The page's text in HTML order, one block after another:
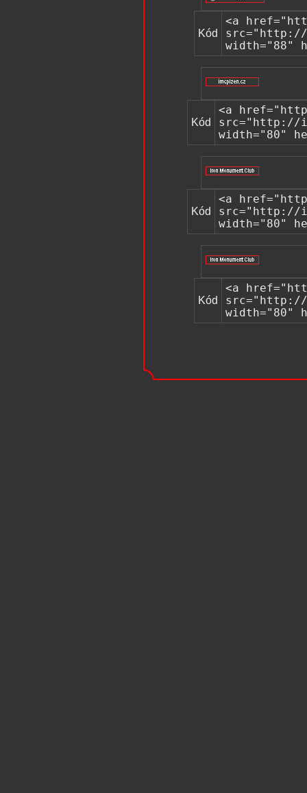
Kód
<a
src="http://
width="88"
Kód
<a
src="http://
width="80"
Kód
<a
src="http://
width="80"
Kód
<a
src="http://
width="80"